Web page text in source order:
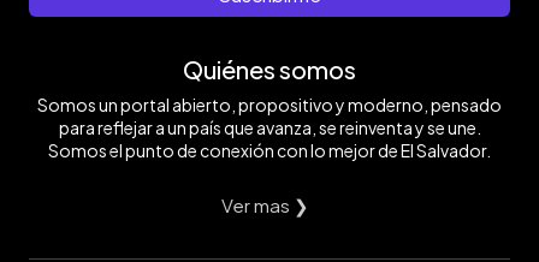
Quiénes somos
Somos un portal abierto, propositivo y moderno, pensado
para reflejar a un país que avanza, se reinventa y se une.
Somos el punto de conexión con lo mejor de El Salvador.
Ver mas ❯